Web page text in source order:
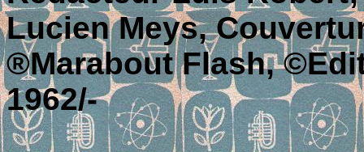
Lucien Meys,
®Marabout Flash,
1962/-